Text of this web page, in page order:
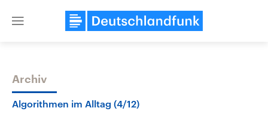
Close
Themen
Archiv
Algorithmen im Alltag (4/12)